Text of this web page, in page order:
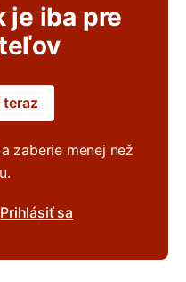
je iba pre
teraz
zaberie menej než
Prihlásiť sa